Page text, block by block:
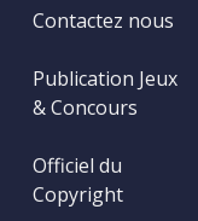
Contactez nous
Publication Jeux
& Concours
Officiel du
Copyright